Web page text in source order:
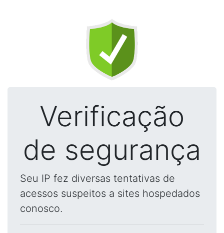
Verificação
de segurança
Seu IP fez diversas tentativas de
acessos suspeitos a sites hospedados
conosco.